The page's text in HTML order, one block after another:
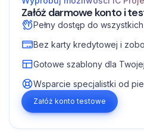
Załóż darmowe konto i
Pełny dostęp do
Bez karty kredytowej i
Gotowe szablony dla
Wsparcie specjalistki od
Załóż konto testowe